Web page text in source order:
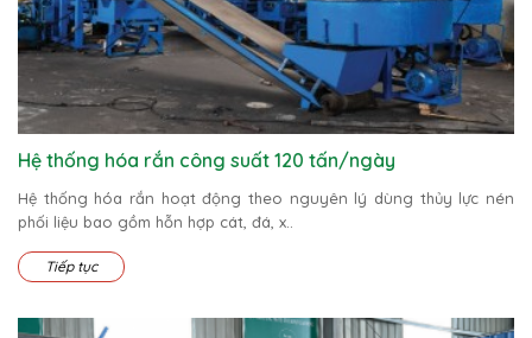
Hệ thống hóa rắn công suất 120 tấn/ngày
Hệ thống hóa rắn hoạt động theo nguyên lý dùng thủy lực nén
phối liệu bao gồm hỗn hợp cát, đá, x..
Tiếp tục